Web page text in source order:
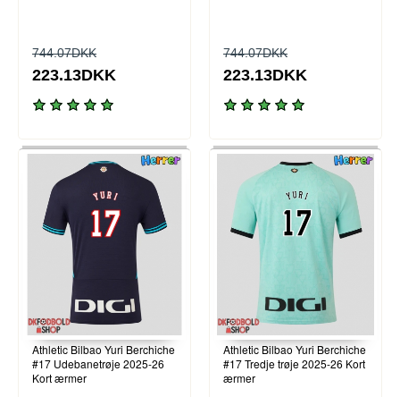
744.07DKK
223.13DKK
744.07DKK
223.13DKK
Athletic Bilbao Yuri Berchiche
#17 Udebanetrøje 2025-26
Kort ærmer
Athletic Bilbao Yuri Berchiche
#17 Tredje trøje 2025-26 Kort
ærmer